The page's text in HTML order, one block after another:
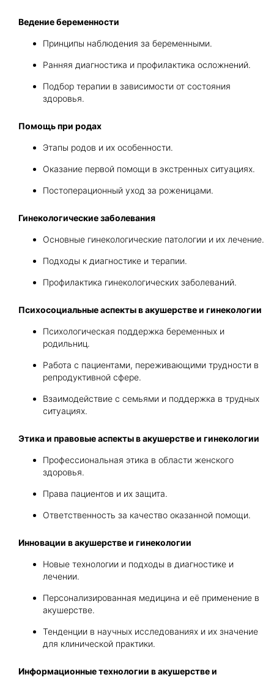
Ведение беременности
Принципы наблюдения за беременными.
Ранняя диагностика и профилактика осложнений.
Подбор терапии в зависимости от состояния
здоровья.
Помощь при родах
Этапы родов и их особенности.
Оказание первой помощи в экстренных ситуациях.
Постоперационный уход за роженицами.
Гинекологические заболевания
Основные гинекологические патологии и их лечение.
Подходы к диагностике и терапии.
Профилактика гинекологических заболеваний.
Психосоциальные аспекты в акушерстве и гинекологии
Психологическая поддержка беременных и
родильниц.
Работа с пациентами, переживающими трудности в
репродуктивной сфере.
Взаимодействие с семьями и поддержка в трудных
ситуациях.
Этика и правовые аспекты в акушерстве и гинекологии
Профессиональная этика в области женского
здоровья.
Права пациентов и их защита.
Ответственность за качество оказанной помощи.
Инновации в акушерстве и гинекологии
Новые технологии и подходы в диагностике и
лечении.
Персонализированная медицина и её применение в
акушерстве.
Тенденции в научных исследованиях и их значение
для клинической практики.
Информационные технологии в акушерстве и